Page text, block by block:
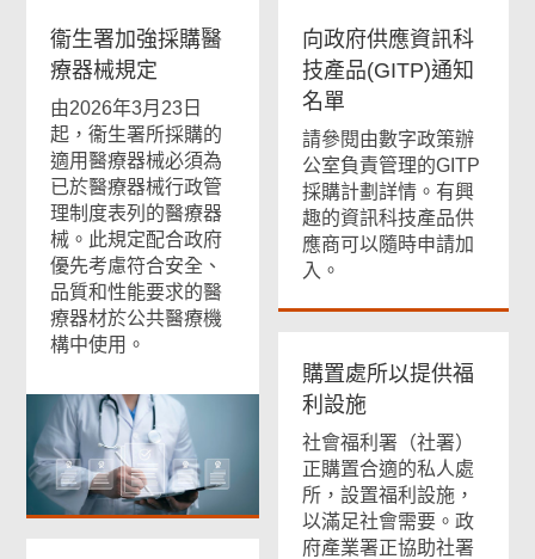
衞生署加強採購醫
療器械規定
由2026年3月23日
起，衞生署所採購的
適用醫療器械必須為
已於醫療器械行政管
理制度表列的醫療器
械。此規定配合政府
優先考慮符合安全、
品質和性能要求的醫
療器材於公共醫療機
構中使用。
向政府供應資訊科
技產品(GITP)通知
名單
請參閱由數字政策辦
公室負責管理的GITP
採購計劃詳情。有興
趣的資訊科技產品供
應商可以隨時申請加
入。
購置處所以提供福
利設施
社會福利署（社署）
正購置合適的私人處
所，設置福利設施，
以滿足社會需要。政
府產業署正協助社署